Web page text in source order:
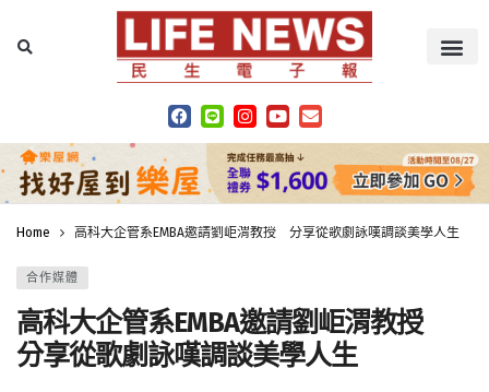
Home 高科大企管系EMBA邀請劉岠渭教授 分享從歌劇詠嘆調談美學人生
合作媒體
高科大企管系EMBA邀請劉岠渭教授
分享從歌劇詠嘆調談美學人生